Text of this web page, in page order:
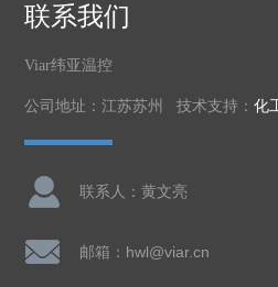
联系我们
Viar纬亚温控
公司地址：江苏苏州 技术支持： 化
联系人：黄文亮
邮箱：hwl@viar.cn